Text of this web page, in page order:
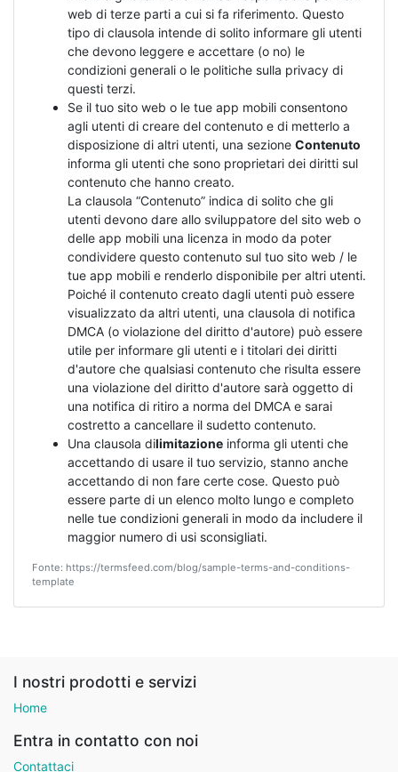
web di terze parti a cui si fa riferimento. Questo
tipo di clausola intende di solito informare gli utenti
che devono leggere e accettare (o no) le
condizioni generali o le politiche sulla privacy di
questi terzi.
Se il tuo sito web o le tue app mobili consentono
agli utenti di creare del contenuto e di metterlo a
disposizione di altri utenti, una sezione Contenuto
informa gli utenti che sono proprietari dei diritti sul
contenuto che hanno creato.
La clausola “Contenuto” indica di solito che gli
utenti devono dare allo sviluppatore del sito web o
delle app mobili una licenza in modo da poter
condividere questo contenuto sul tuo sito web / le
tue app mobili e renderlo disponibile per altri utenti.
Poiché il contenuto creato dagli utenti può essere
visualizzato da altri utenti, una clausola di notifica
DMCA (o violazione del diritto d'autore) può essere
utile per informare gli utenti e i titolari dei diritti
d'autore che qualsiasi contenuto che risulta essere
una violazione del diritto d'autore sarà oggetto di
una notifica di ritiro a norma del DMCA e sarai
costretto a cancellare il sudetto contenuto.
Una clausola dilimitazione informa gli utenti che
accettando di usare il tuo servizio, stanno anche
accettando di non fare certe cose. Questo può
essere parte di un elenco molto lungo e completo
nelle tue condizioni generali in modo da includere il
maggior numero di usi sconsigliati.
Fonte: https://termsfeed.com/blog/sample-terms-and-conditions-
template
I nostri prodotti e servizi
Home
Entra in contatto con noi
Contattaci